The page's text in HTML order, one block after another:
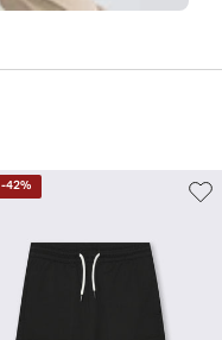
-42%